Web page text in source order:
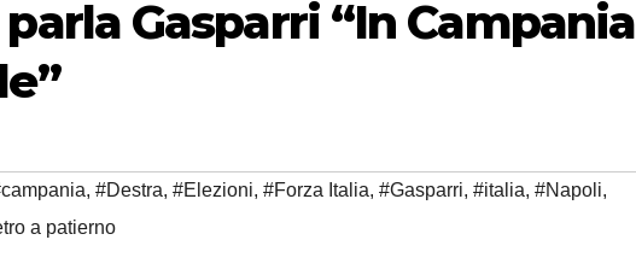
Gasparri “In Campania
, #Destra, #Elezioni, #Forza Italia, #Gasparri, #italia, #Napoli,
a patierno